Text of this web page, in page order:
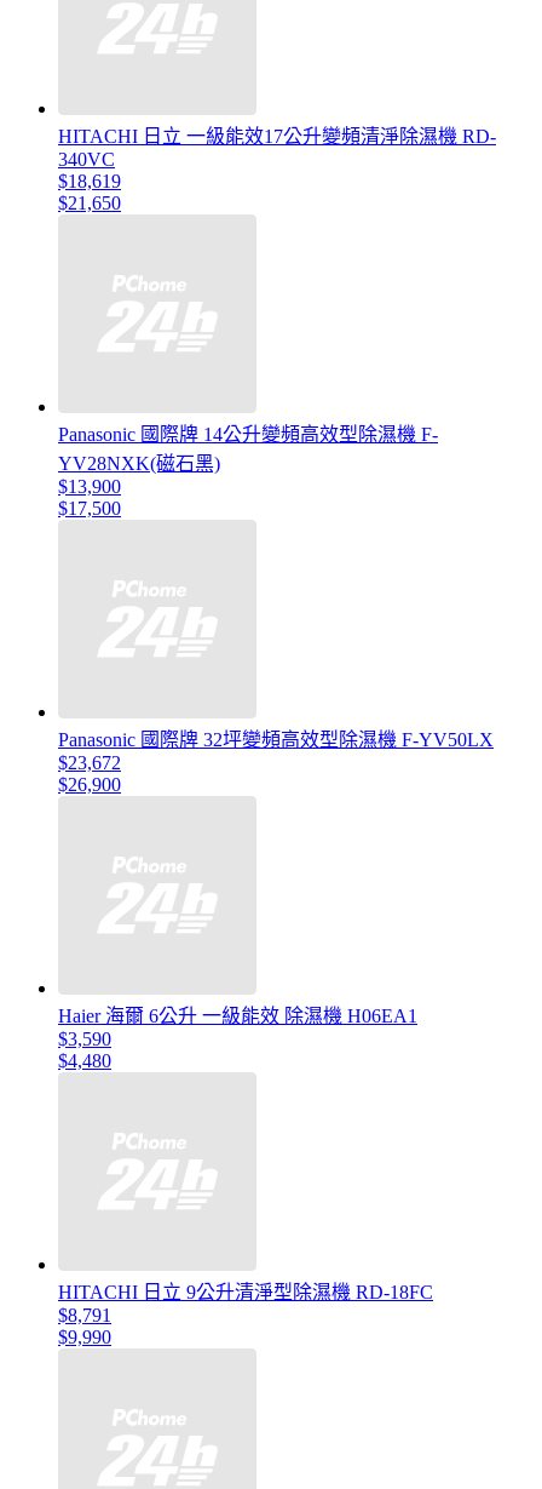
HITACHI 日立 一級能效17公升變頻清淨除濕機 RD-
340VC
$18,619
$21,650
Panasonic 國際牌 14公升變頻高效型除濕機 F-
YV28NXK(磁石黑)
$13,900
$17,500
Panasonic 國際牌 32坪變頻高效型除濕機 F-YV50LX
$23,672
$26,900
Haier 海爾 6公升 一級能效 除濕機 H06EA1
$3,590
$4,480
HITACHI 日立 9公升清淨型除濕機 RD-18FC
$8,791
$9,990